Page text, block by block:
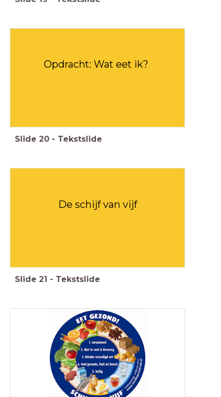
Opdracht: Wat eet ik?
Slide 20 - Tekstslide
De schijf van vijf
Slide 21 - Tekstslide